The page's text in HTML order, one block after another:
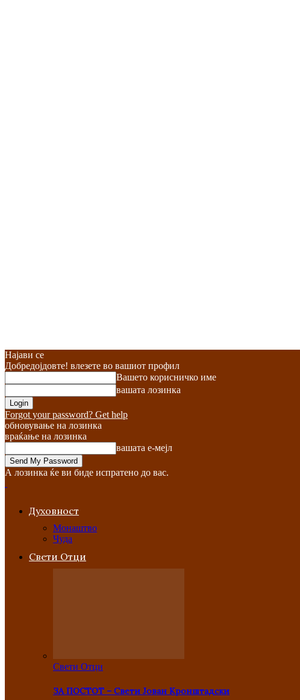
Најави се
Добредојдовте! влезете во вашиот профил
Вашето корисничко име
вашата лозинка
Forgot your password? Get help
обновување на лозинка
враќање на лозинка
вашата е-мејл
А лозинка ќе ви биде испратено до вас.
Духовност
Монаштво
Чуда
Свети Отци
Свети Отци
ЗА ПОСТОТ – Свети Јован Кронштадски